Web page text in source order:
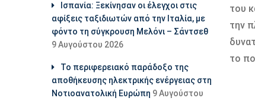
του
την
το
Ισπανία: Ξεκίνησαν οι έλεγχοι στις
αφίξεις ταξιδιωτών από την Ιταλία, με
φόντο τη σύγκρουση Μελόνι – Σάντσεθ
9 Αυγούστου 2026
Το περιφερειακό παράδοξο της
αποθήκευσης ηλεκτρικής ενέργειας στη
Νοτιοανατολική Ευρώπη 9 Αυγούστου